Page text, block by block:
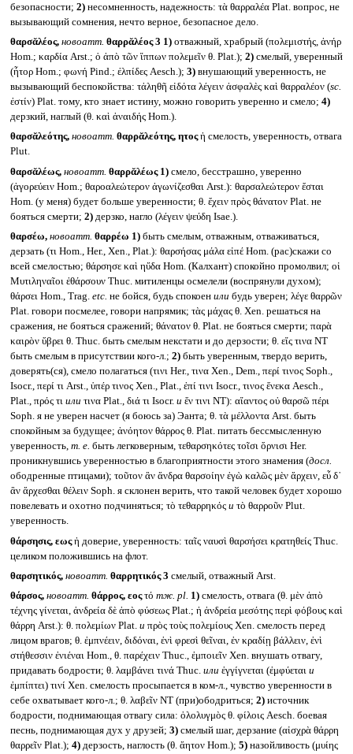
безопасности; 2)несомненность, надежность: τὰ θαρραλέα Plat. вопрос, не
вызывающий сомнения, нечто верное, безопасное дело.
θαρσᾰλέος, новоатт. θαρρᾰλέος 3 1)отважный, храбрый (πολεμιστής, ἀνήρ
Hom.; καρδία Arst.; ὁ ἀπὸ τῶν ἵππων πολεμεῖν θ. Plat.); 2)смелый, уверенный
(ἦτορ Hom.; φωνή Pind.; ἐλπίδες Aesch.); 3)внушающий уверенность, не
вызывающий беспокойства: τἀληθῆ εἰδότα λέγειν ἀσφαλὲς καὶ θαρραλέον (sc.
ἐστίν) Plat. тому, кто знает истину, можно говорить уверенно и смело; 4)
дерзкий, наглый (θ. καὶ ἀναιδής Hom.).
θαρσᾰλεότης, новоатт. θαρρᾰλεότης, ητοςἡ смелость, уверенность, отвага
Plut.
θαρσᾰλέως, новоатт. θαρρᾰλέως 1)смело, бесстрашно, уверенно
(ἀγορεύειν Hom.; θαροαλεώτερον ἀγωνίζεσθαι Arst.): θαρσαλεώτερον ἔσται
Hom. (у меня) будет больше уверенности; θ. ἔχειν πρὸς θάνατον Plat. не
бояться смерти; 2)дерзко, нагло (λέγειν ψεύδη Isae.).
θαρσέω, новоатт. θαρρέω 1)быть смелым, отважным, отваживаться,
дерзать (τι Hom., Her., Xen., Plat.): θαρσήσας μάλα εἰπέ Hom. (рас)скажи со
всей смелостью; θάρσησε καὶ ηὔδα Hom. (Калхант) спокойно промолвил; οἱ
Μυτιληναῖοι ἐθάρσουν Thuc. митиленцы осмелели (воспрянули духом);
θάρσει Hom., Trag. etc. не бойся, будь спокоен или будь уверен; λέγε θαρρῶν
Plat. говори посмелее, говори напрямик; τὰς μάχας θ. Xen. решаться на
сражения, не бояться сражений; θάνατον θ. Plat. не бояться смерти; παρὰ
καιρὸν ὕβρει θ. Thuc. быть смелым некстати и до дерзости; θ. εἴς τινα NT
быть смелым в присутствии кого-л.; 2)быть уверенным, твердо верить,
доверять(ся), смело полагаться (τινι Her., τινα Xen., Dem., περί τινος Soph.,
Isocr., περί τι Arst., ὑπέρ τινος Xen., Plat., ἐπί τινι Isocr., τινος ἕνεκα Aesch.,
Plat., πρός τι или τινα Plat., διά τι Isocr. и ἔν τινι NT): αἴαντος οὐ θαρσῶ πέρι
Soph. я не уверен насчет (я боюсь за) Эанта; θ. τὰ μέλλοντα Arst. быть
спокойным за будущее; ἀνόητον θάρρος θ. Plat. питать бессмысленную
уверенность, т. е. быть легковерным, τεθαρσηκότες τοῖσι ὄρνισι Her.
проникнувшись уверенностью в благоприятности этого знамения (досл.
ободренные птицами); τοῦτον ἂν ἄνδρα θαρσοίην ἐγὼ καλῶς μὲν ἄρχειν, εὖ δ᾽
ἂν ἄρχεσθαι θέλειν Soph. я склонен верить, что такой человек будет хорошо
повелевать и охотно подчиняться; τὸ τεθαρρηκός и τὸ θαρροῦν Plut.
уверенность.
θάρσησις, εωςἡ доверие, уверенность: ταῖς ναυσὶ θαρσήσει κρατηθείς Thuc.
целиком положившись на флот.
θαρσητικός, новоатт. θαρρητικός 3 смелый, отважный Arst.
θάρσος, новоатт. θάρρος, εοςτό тж. pl. 1)смелость, отвага (θ. μὲν ἀπὸ
τέχνης γίνεται, ἀνδρεία δὲ ἀπὸ φύσεως Plat.; ἡ ἀνδρεία μεσότης περὶ φόβους καὶ
θάρρη Arst.): θ. πολεμίων Plat. и πρὸς τοὺς πολεμίους Xen. смелость перед
лицом врагов; θ. ἐμπνέειν, διδόναι, ἐνὶ φρεσὶ θεῖναι, ἐν κραδίῃ βάλλειν, ἐνὶ
στήθεσσιν ἐνιέναι Hom., θ. παρέχειν Thuc., ἐμποιεῖν Xen. внушать отвагу,
придавать бодрости; θ. λαμβάνει τινά Thuc. или ἐγγίγνεται (ἐμφύεται и
ἐμπίπτει) τινί Xen. смелость просыпается в ком-л., чувство уверенности в
себе охватывает кого-л.; θ. λαβεῖν NT (при)ободриться; 2)источник
бодрости, поднимающая отвагу сила: ὀλολυγμὸς θ. φίλοις Aesch. боевая
песнь, поднимающая дух у друзей; 3)смелый шаг, дерзание (αἰσχρὰ θάρρη
θαρρεῖν Plat.); 4)дерзость, наглость (θ. ἄητον Hom.); 5)назойливость (μυίης